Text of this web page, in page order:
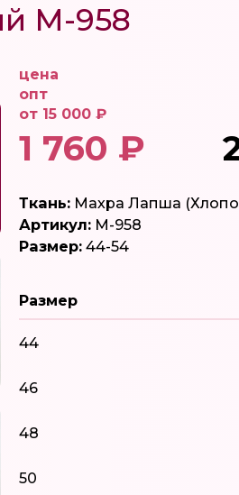
М-958
цена
опт
от 15 000 ₽
1 760 ₽
Ткань:Махра Лапша
Артикул:М-958
Размер:44-54
Размер
44
46
48
50